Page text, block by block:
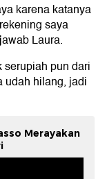
karena katanya
saya
Laura.
pun dari
udah hilang, jadi
Merayakan